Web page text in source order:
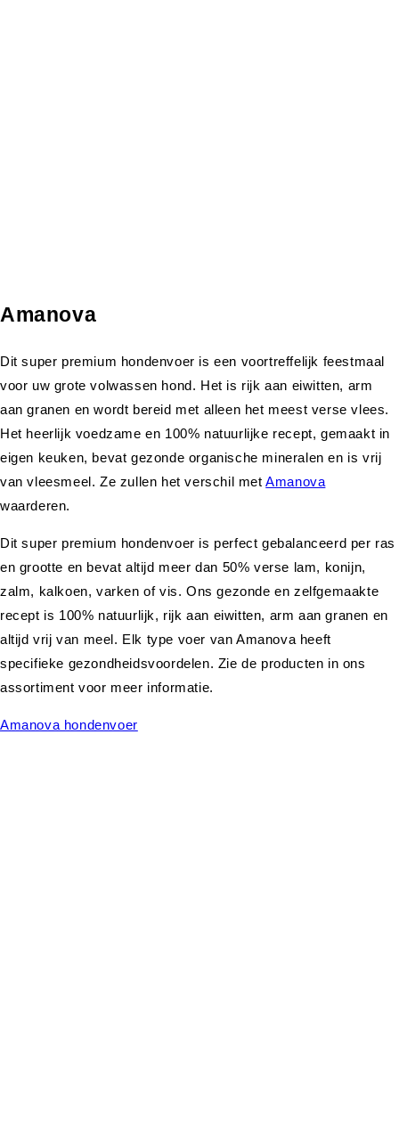
Amanova
Dit super premium hondenvoer is een voortreffelijk feestmaal
voor uw grote volwassen hond. Het is rijk aan eiwitten, arm
aan granen en wordt bereid met alleen het meest verse vlees.
Het heerlijk voedzame en 100% natuurlijke recept, gemaakt in
eigen keuken, bevat gezonde organische mineralen en is vrij
van vleesmeel. Ze zullen het verschil metAmanova
waarderen.
Dit super premium hondenvoer is perfect gebalanceerd per ras
en grootte en bevat altijd meer dan 50% verse lam, konijn,
zalm, kalkoen, varken of vis. Ons gezonde en zelfgemaakte
recept is 100% natuurlijk, rijk aan eiwitten, arm aan granen en
altijd vrij van meel. Elk type voer van Amanova heeft
specifieke gezondheidsvoordelen. Zie de producten in ons
assortiment voor meer informatie.
Amanova hondenvoer